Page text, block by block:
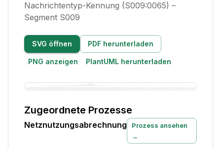
Nachrichtentyp-Kennung (S009:0065) –
Segment S009
SVG öffnen PDF herunterladen
PNG anzeigen PlantUML herunterladen
Zugeordnete Prozesse
Netznutzungsabrechnung
Prozess ansehen
→